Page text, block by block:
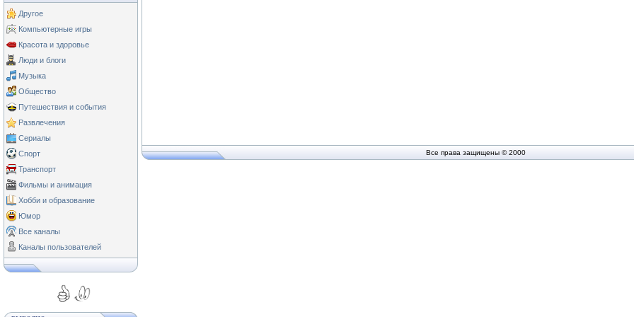
Другое
Компьютерные игры
Красота и здоровье
Люди и блоги
Музыка
Общество
Путешествия и события
Развлечения
Сериалы
Спорт
Транспорт
Фильмы и анимация
Хобби и образование
Юмор
Все каналы
Каналы пользователей
Все права защищены © 2000